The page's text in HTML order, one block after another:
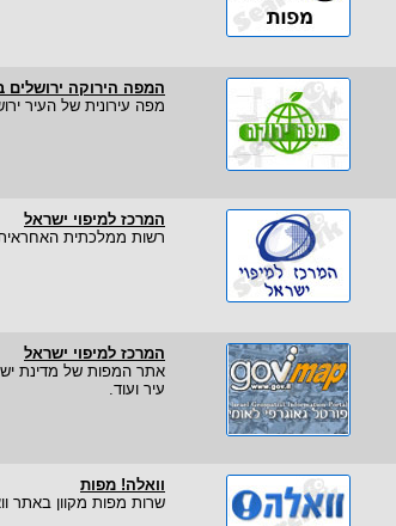
המפה הירוקה ירושלים
מפה עירונית של העיר
המרכז למיפוי ישראל
רשות ממלכתית האחראית
המרכז למיפוי ישראל
אתר המפות של מדינת
עיר ועוד.
וואלה! מפות
שרות מפות מקוון באתר